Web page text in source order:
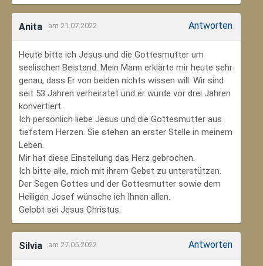
Anita am 21.07.2022 Antworten
Heute bitte ich Jesus und die Gottesmutter um
seelischen Beistand. Mein Mann erklärte mir heute sehr
genau, dass Er von beiden nichts wissen will. Wir sind
seit 53 Jahren verheiratet und er wurde vor drei Jahren
konvertiert.
Ich persönlich liebe Jesus und die Gottesmutter aus
tiefstem Herzen. Sie stehen an erster Stelle in meinem
Leben.
Mir hat diese Einstellung das Herz gebrochen.
Ich bitte alle, mich mit ihrem Gebet zu unterstützen.
Der Segen Gottes und der Gottesmutter sowie dem
Heiligen Josef wünsche ich Ihnen allen.
Gelobt sei Jesus Christus.
Silvia am 27.05.2022 Antworten